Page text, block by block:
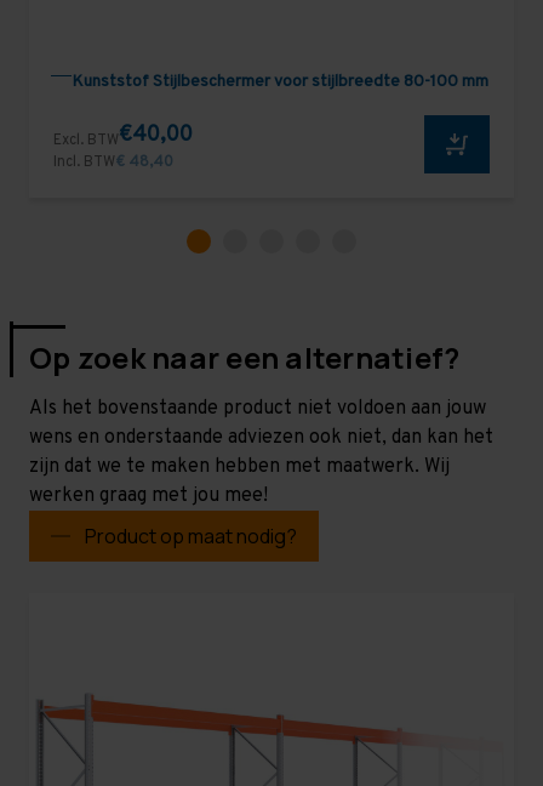
Kunststof Stijlbeschermer voor stijlbreedte 80-100 mm
Excl. BTW€40,00
Incl. BTW€ 48,40
Op zoek naar een alternatief?
Als het bovenstaande product niet voldoen aan jouw
wens en onderstaande adviezen ook niet, dan kan het
zijn dat we te maken hebben met maatwerk. Wij
werken graag met jou mee!
Product op maat nodig?